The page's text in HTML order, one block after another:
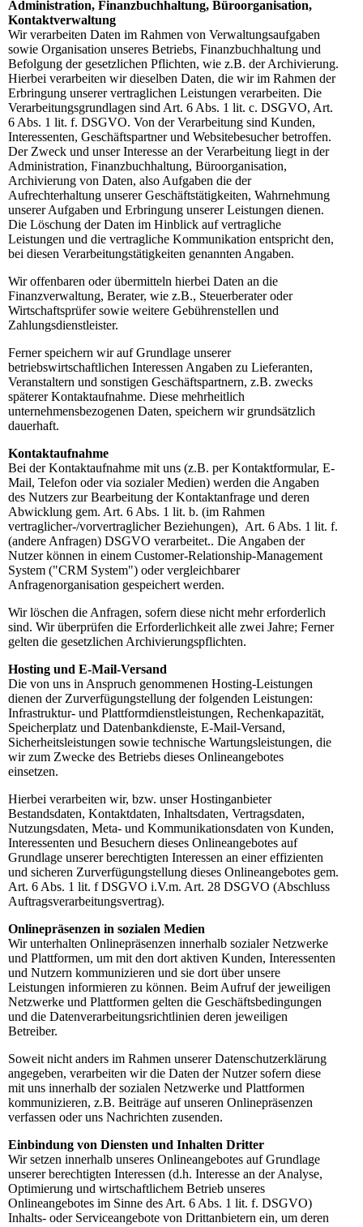
Administration, Finanzbuchhaltung, Büroorganisation,
Kontaktverwaltung
Wir verarbeiten Daten im Rahmen von Verwaltungsaufgaben
sowie Organisation unseres Betriebs, Finanzbuchhaltung und
Befolgung der gesetzlichen Pflichten, wie z.B. der Archivierung.
Hierbei verarbeiten wir dieselben Daten, die wir im Rahmen der
Erbringung unserer vertraglichen Leistungen verarbeiten. Die
Verarbeitungsgrundlagen sind Art. 6 Abs. 1 lit. c. DSGVO, Art.
6 Abs. 1 lit. f. DSGVO. Von der Verarbeitung sind Kunden,
Interessenten, Geschäftspartner und Websitebesucher betroffen.
Der Zweck und unser Interesse an der Verarbeitung liegt in der
Administration, Finanzbuchhaltung, Büroorganisation,
Archivierung von Daten, also Aufgaben die der
Aufrechterhaltung unserer Geschäftstätigkeiten, Wahrnehmung
unserer Aufgaben und Erbringung unserer Leistungen dienen.
Die Löschung der Daten im Hinblick auf vertragliche
Leistungen und die vertragliche Kommunikation entspricht den,
bei diesen Verarbeitungstätigkeiten genannten Angaben.
Wir offenbaren oder übermitteln hierbei Daten an die
Finanzverwaltung, Berater, wie z.B., Steuerberater oder
Wirtschaftsprüfer sowie weitere Gebührenstellen und
Zahlungsdienstleister.
Ferner speichern wir auf Grundlage unserer
betriebswirtschaftlichen Interessen Angaben zu Lieferanten,
Veranstaltern und sonstigen Geschäftspartnern, z.B. zwecks
späterer Kontaktaufnahme. Diese mehrheitlich
unternehmensbezogenen Daten, speichern wir grundsätzlich
dauerhaft.
Kontaktaufnahme
Bei der Kontaktaufnahme mit uns (z.B. per Kontaktformular, E-
Mail, Telefon oder via sozialer Medien) werden die Angaben
des Nutzers zur Bearbeitung der Kontaktanfrage und deren
Abwicklung gem. Art. 6 Abs. 1 lit. b. (im Rahmen
vertraglicher-/vorvertraglicher Beziehungen), Art. 6 Abs. 1 lit. f.
(andere Anfragen) DSGVO verarbeitet.. Die Angaben der
Nutzer können in einem Customer-Relationship-Management
System ("CRM System") oder vergleichbarer
Anfragenorganisation gespeichert werden.
Wir löschen die Anfragen, sofern diese nicht mehr erforderlich
sind. Wir überprüfen die Erforderlichkeit alle zwei Jahre; Ferner
gelten die gesetzlichen Archivierungspflichten.
Hosting und E-Mail-Versand
Die von uns in Anspruch genommenen Hosting-Leistungen
dienen der Zurverfügungstellung der folgenden Leistungen:
Infrastruktur- und Plattformdienstleistungen, Rechenkapazität,
Speicherplatz und Datenbankdienste, E-Mail-Versand,
Sicherheitsleistungen sowie technische Wartungsleistungen, die
wir zum Zwecke des Betriebs dieses Onlineangebotes
einsetzen.
Hierbei verarbeiten wir, bzw. unser Hostinganbieter
Bestandsdaten, Kontaktdaten, Inhaltsdaten, Vertragsdaten,
Nutzungsdaten, Meta- und Kommunikationsdaten von Kunden,
Interessenten und Besuchern dieses Onlineangebotes auf
Grundlage unserer berechtigten Interessen an einer effizienten
und sicheren Zurverfügungstellung dieses Onlineangebotes gem.
Art. 6 Abs. 1 lit. f DSGVO i.V.m. Art. 28 DSGVO (Abschluss
Auftragsverarbeitungsvertrag).
Onlinepräsenzen in sozialen Medien
Wir unterhalten Onlinepräsenzen innerhalb sozialer Netzwerke
und Plattformen, um mit den dort aktiven Kunden, Interessenten
und Nutzern kommunizieren und sie dort über unsere
Leistungen informieren zu können. Beim Aufruf der jeweiligen
Netzwerke und Plattformen gelten die Geschäftsbedingungen
und die Datenverarbeitungsrichtlinien deren jeweiligen
Betreiber.
Soweit nicht anders im Rahmen unserer Datenschutzerklärung
angegeben, verarbeiten wir die Daten der Nutzer sofern diese
mit uns innerhalb der sozialen Netzwerke und Plattformen
kommunizieren, z.B. Beiträge auf unseren Onlinepräsenzen
verfassen oder uns Nachrichten zusenden.
Einbindung von Diensten und Inhalten Dritter
Wir setzen innerhalb unseres Onlineangebotes auf Grundlage
unserer berechtigten Interessen (d.h. Interesse an der Analyse,
Optimierung und wirtschaftlichem Betrieb unseres
Onlineangebotes im Sinne des Art. 6 Abs. 1 lit. f. DSGVO)
Inhalts- oder Serviceangebote von Drittanbietern ein, um deren